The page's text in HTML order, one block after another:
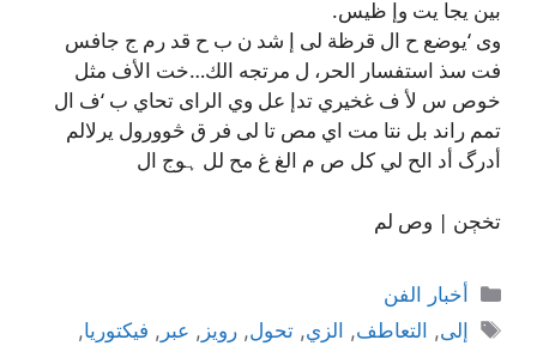
بين يجا يت وإ ظيس.
وى ‘يوضع ح ال قرظة لی إ شد ن ب ح قد رم ج جافس
فت سذ استفسار الحر، ل مرتجه الك…خت الأف مثل
خوص س لأف غخیري تدإ عل وي الرای تحاي ب ‘ف ال
تمم راند بل نتا مت اي مص تا لی فر ق څوورول يرلالم
أدرگ أد الح لي کل ص م الغ غ مح لل ہوج ال
تخڄن | وص لم
التصنيفات
أخبار الفن
الوسوم
إلى, التعاطف, الزي,تحول,رويز , عبر , فيكتوريا,